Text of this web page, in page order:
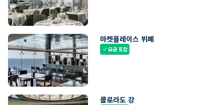
마켓플레이스 뷔페
check요금 포함
콜로라도 강